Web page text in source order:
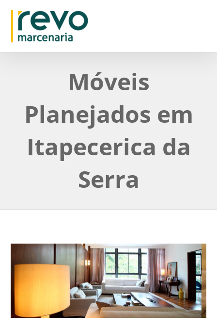
Móveis
Planejados em
Itapecerica da
Serra